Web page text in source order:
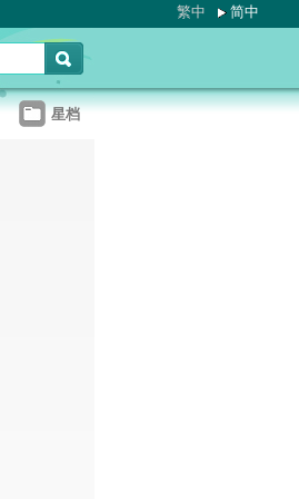
繁中 简中
星档